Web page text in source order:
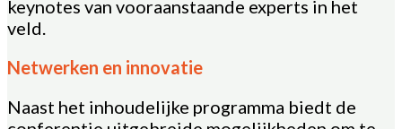
keynotes van vooraanstaande experts in het
veld.
Netwerken en innovatie
Naast het inhoudelijke programma biedt de